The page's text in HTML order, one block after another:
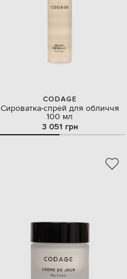
CODAGE
Сироватка-спрей для обличчя
100 мл
3 051 грн